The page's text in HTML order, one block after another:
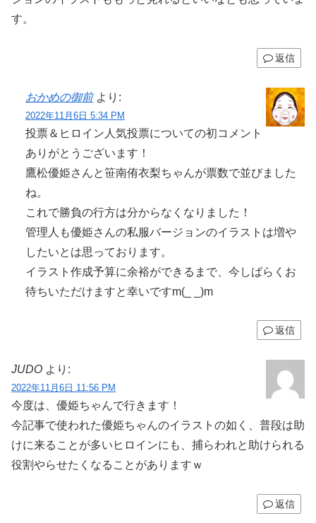
す。
返信
おかめの御前 より:
2022年11月6日 5:34 PM
投票＆ヒロイン人気投票についての初コメント
ありがとうございます！
鷹松優姫さんと笹南侑衣梨ちゃんが票数で並びました
ね。
これで勝負の行方は分からなくなりました！
管理人も優姫さんの私服バージョンのイラストは増や
したいとは思っております。
イラスト作成予算に余裕ができるまで、今しばらくお
待ちいただけますと幸いですm(_ _)m
返信
JUDO より:
2022年11月6日 11:56 PM
今度は、優姫ちゃんで行きます！
今記事で使われた優姫ちゃんのイラストの如く、普段は助
けに来ることが多いヒロインにも、捕らわれと助けられる
役割やらせたくなることがありますｗ
返信